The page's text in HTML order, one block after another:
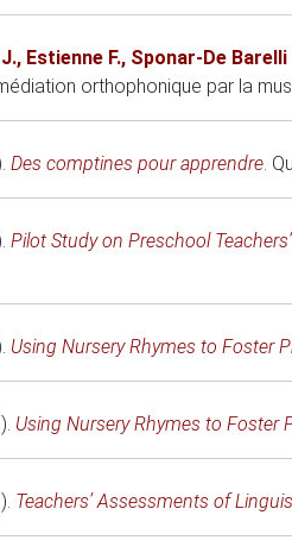
, Estienne F., Sponar-De Barelli
orthophonique par la
. Des comptines pour apprendre.
. Pilot Study on Preschool
. Using Nursery Rhymes to Foster
. Using Nursery Rhymes to Foster
. Teachers’ Assessments of